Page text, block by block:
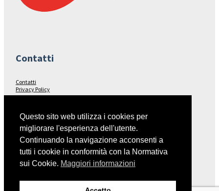
Contatti
Contatti
Privacy Policy
Seguici su…
Facebook
Questo sito web utilizza i cookies per
migliorare l'esperienza dell'utente.
Continuando la navigazione acconsenti a
tutti i cookie in conformità con la Normativa
sui Cookie. Maggiori informazioni